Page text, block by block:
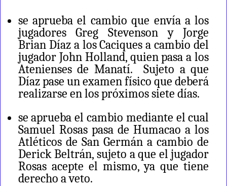
se aprueba el cambio que envía a los
jugadores Greg Stevenson y Jorge
Brian Díaz a los Caciques a cambio del
jugador John Holland, quien pasa a los
Atenienses de Manatí. Sujeto a que
Díaz pase un examen físico que deberá
realizarse en los próximos siete días.
se aprueba el cambio mediante el cual
Samuel Rosas pasa de Humacao a los
Atléticos de San Germán a cambio de
Derick Beltrán, sujeto a que el jugador
Rosas acepte el mismo, ya que tiene
derecho a veto.